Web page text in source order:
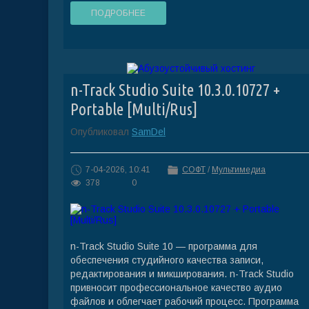
ПОДРОБНЕЕ
n-Track Studio Suite 10.3.0.10727 +
Portable [Multi/Rus]
Опубликовал SamDel
7-04-2026, 10:41 СОФТ / Мультимедиа
378
0
n-Track Studio Suite 10 — программа для
обеспечения студийного качества записи,
редактирования и микширования. n-Track Studio
привносит профессиональное качество аудио
файлов и облегчает рабочий процесс. Программа